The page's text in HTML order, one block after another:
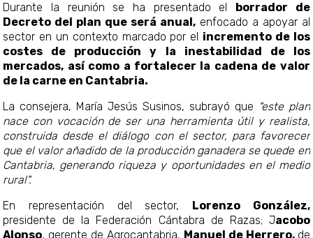
Durante la reunión se ha presentado el borrador de
Decreto del plan que será anual,enfocado a apoyar al
sector en un contexto marcado por el incremento de los
costes de producción y la inestabilidad de los
mercados, así como a fortalecer la cadena de valor
de la carne en Cantabria.
La consejera, María Jesús Susinos, subrayó que "este plan
nace con vocación de ser una herramienta útil y realista,
construida desde el diálogo con el sector, para favorecer
que el valor añadido de la producción ganadera se quede en
Cantabria, generando riqueza y oportunidades en el medio
rural".
En representación del sector, Lorenzo González,
presidente de la Federación Cántabra de Razas; Jacobo
Alonso, gerente de Agrocantabria, Manuel de Herrero, de